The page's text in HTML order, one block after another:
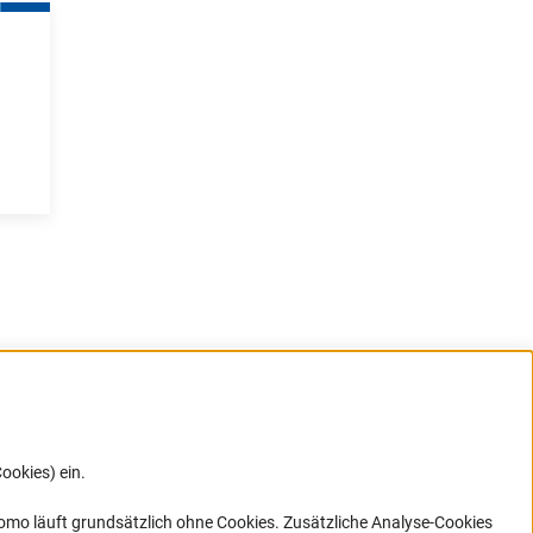
ein.
Link)
läuft grundsätzlich ohne Cookies. Zusätzliche Analyse-Cookies